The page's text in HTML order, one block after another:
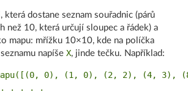
která dostane seznam souřadnic (párů
než 10, která určují sloupec a řádek) a
mapu: mřížku 10×10, kde na políčka
napíšeX, jinde tečku. Například:
0), (1, 0), (2, 2), (4, 3),
. . . . .